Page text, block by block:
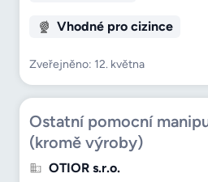
Vhodné pro cizince
Zveřejněno: 12. května
Ostatní pomocní
(kromě výroby)
OTIOR s.r.o.